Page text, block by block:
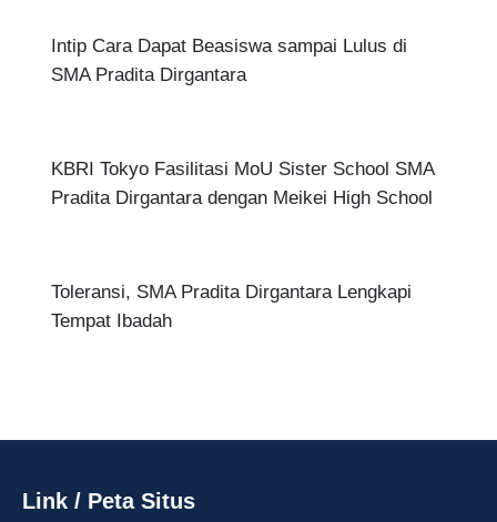
Intip Cara Dapat Beasiswa sampai Lulus di
SMA Pradita Dirgantara
KBRI Tokyo Fasilitasi MoU Sister School SMA
Pradita Dirgantara dengan Meikei High School
Toleransi, SMA Pradita Dirgantara Lengkapi
Tempat Ibadah
Link / Peta Situs